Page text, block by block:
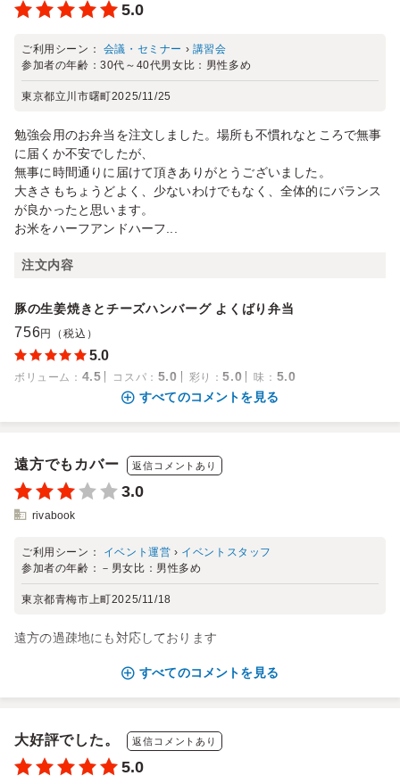
5.0
ご利用シーン： 会議・セミナー › 講習会
参加者の年齢：30代～40代男女比： 男性多め
東京都立川市曙町2025/11/25
勉強会用のお弁当を注文しました。場所も不慣れなところで無事
に届くか不安でしたが、
無事に時間通りに届けて頂きありがとうございました。
大きさもちょうどよく、少ないわけでもなく、全体的にバランス
が良かったと思います。
お米をハーフアンドハーフ...
注文内容
豚の生姜焼きとチーズハンバーグ よくばり弁当
756円（税込）
5.0
ボリューム ： 4.5 コスパ ： 5.0 彩り ：5.0 味 ： 5.0
すべてのコメントを見る
遠方でもカバー 返信コメントあり
3.0
rivabook
ご利用シーン： イベント運営 › イベントスタッフ
参加者の年齢： － 男女比： 男性多め
東京都青梅市上町2025/11/18
遠方の過疎地にも対応しております
すべてのコメントを見る
大好評でした。 返信コメントあり
5.0